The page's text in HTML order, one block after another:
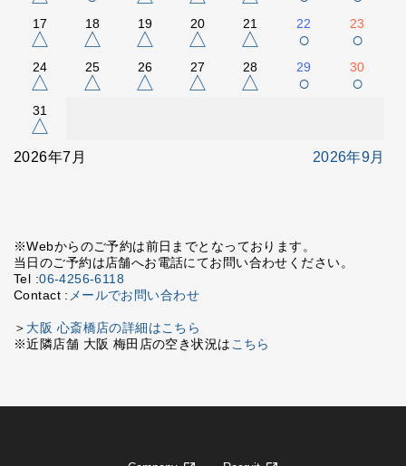
17
△
18
△
19
△
20
△
21
△
22
○
23
○
24
△
25
△
26
△
27
△
28
△
29
○
30
○
31
△
2026年7月 2026年9月
※Webからのご予約は前日までとなっております。
当日のご予約は店舗へお電話にてお問い合わせください。
Tel :06-4256-6118
Contact : メールでお問い合わせ
＞ 大阪 心斎橋店の詳細はこちら
※近隣店舗 大阪 梅田店の空き状況は こちら